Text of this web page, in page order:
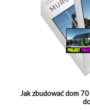
Jak zbudować dom